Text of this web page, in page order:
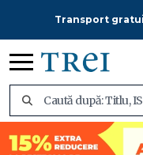
Transport